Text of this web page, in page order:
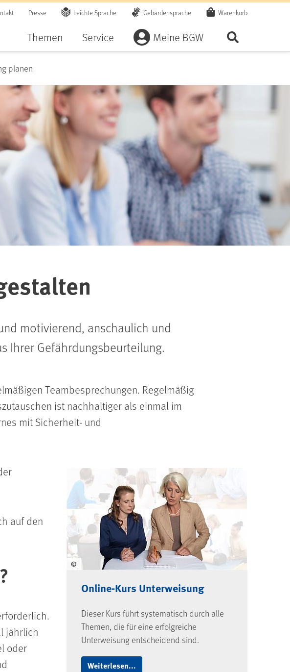
Presse Leichte Sprache Gebärdensprache Warenkorb
Themen Service Meine BGW
planen
motivierend, anschaulich und
Ihrer Gefährdungsbeurteilung.
Teambesprechungen. Regelmäßig
ist nachhaltiger als einmal im
mit Sicherheit- und
©
Online-Kurs Unterweisung
Dieser Kurs führt systematisch durch alle
Themen, die für eine erfolgreiche
Unterweisung entscheidend sind.
Weiterlesen...
auf den
jährlich
oder